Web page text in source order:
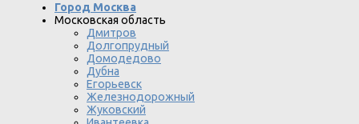
Город Москва
Московская область
Дмитров
Долгопрудный
Домодедово
Дубна
Егорьевск
Железнодорожный
Жуковский